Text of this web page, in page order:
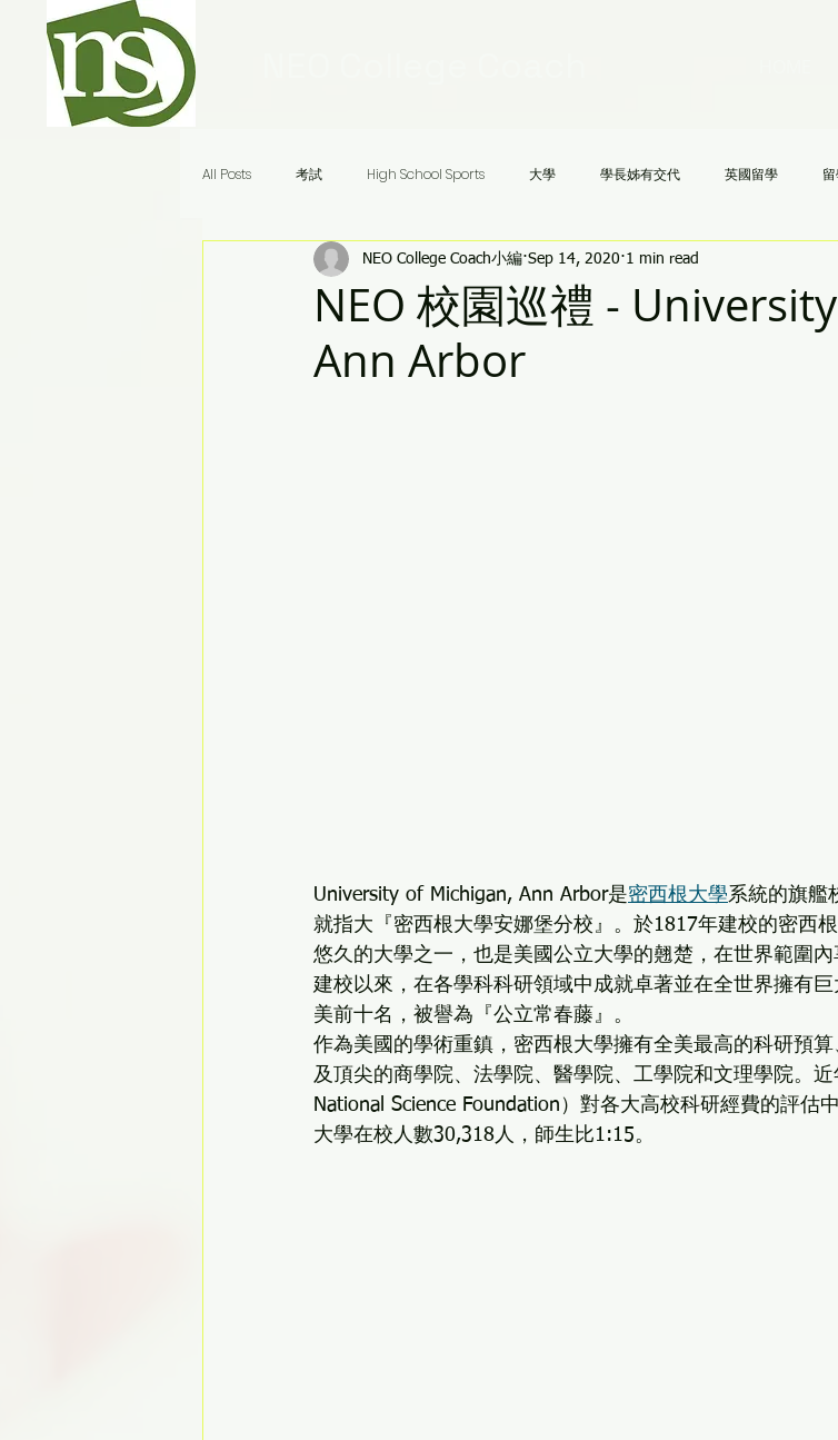
All Posts 考試 High School Sports 大學 學長姊有交代 英國留學
Ivy League Schools 申請 美國高中 NCAA 文理學院
Audrey老師八分鐘答疑
NEO 校園巡禮 -
Ann Arbor
NEO College Coach小編 Sep 14, 2020 1 min read
University of Michigan, Ann Arbor是密西根大學系統的旗艦
就指大『密西根大學安娜堡分校』。於1817年建校的密西
悠久的大學之一，也是美國公立大學的翹楚，在世界範圍內
建校以來，在各學科科研領域中成就卓著並在全世界擁有
美前十名，被譽為『公立常春藤』。
作為美國的學術重鎮，密西根大學擁有全美最高的科研預
及頂尖的商學院、法學院、醫學院、工學院和文理學院。
National Science Foundation）對各大高校科研經費的評估
大學在校人數30,318人，師生比1:15。